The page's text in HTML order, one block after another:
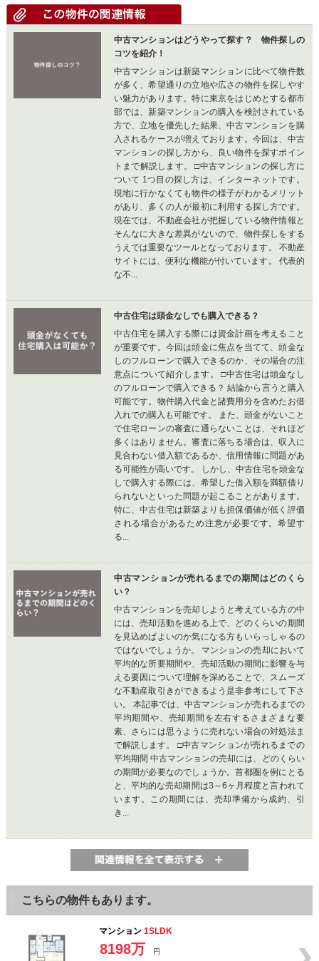
中古マンションはどうやって探す？ 物件探しの
コツを紹介！
中古マンションは新築マンションに比べて物件数
が多く、希望通りの立地や広さの物件を探しやす
い魅力があります。特に東京をはじめとする都市
部では、新築マンションの購入を検討されている
方で、立地を優先した結果、中古マンションを購
入されるケースが増えております。今回は、中古
マンションの探し方から、良い物件を探すポイン
トまで解説します。 □中古マンションの探し方に
ついて 1つ目の探し方は、インターネットです。
現地に行かなくても物件の様子がわかるメリット
があり、多くの人が最初に利用する探し方です。
現在では、不動産会社が把握している物件情報と
そんなに大きな差異がないので、物件探しをする
うえでは重要なツールとなっております。 不動産
サイトには、便利な機能が付いています。 代表的
な不...
中古住宅は頭金なしでも購入できる？
中古住宅を購入する際には資金計画を考えること
が重要です。今回は頭金に焦点を当てて、頭金な
しのフルローンで購入できるのか、その場合の注
意点について紹介します。 □中古住宅は頭金なし
のフルローンで購入できる？ 結論から言うと購入
可能です。物件購入代金と諸費用分を含めたお借
入れでの購入も可能です。 また、頭金がないこと
で住宅ローンの審査に通らないことは、それほど
多くはありません。審査に落ちる場合は、収入に
見合わない借入額であるか、信用情報に問題があ
る可能性が高いです。 しかし、中古住宅を頭金な
しで購入する際には、希望した借入額を満額借り
られないといった問題が起こることがあります。
特に、中古住宅は新築よりも担保価値が低く評価
される場合があるため注意が必要です。希望す
る...
中古マンションが売れるまでの期間はどのくら
い？
中古マンションを売却しようと考えている方の中
には、売却活動を進める上で、どのくらいの期間
を見込めばよいのか気になる方もいらっしゃるの
ではないでしょうか。 マンションの売却において
平均的な所要期間や、売却活動の期間に影響を与
える要因について理解を深めることで、スムーズ
な不動産取引きができるよう是非参考にして下さ
い。 本記事では、中古マンションが売れるまでの
平均期間や、売却期間を左右するさまざまな要
素、さらには思うように売れない場合の対処法ま
で解説します。 □中古マンションが売れるまでの
平均期間 中古マンションの売却には、どのくらい
の期間が必要なのでしょうか。首都圏を例にとる
と、平均的な売却期間は3～6ヶ月程度と言われて
います。この期間には、売却準備から成約、引
き...
こちらの物件もあります。
マンション 1SLDK
8198万
円